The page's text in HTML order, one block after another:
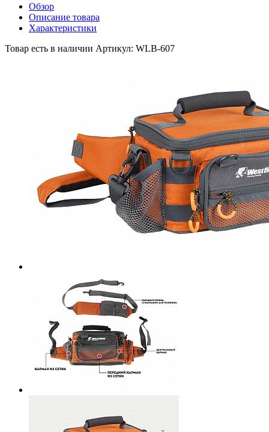
Обзор
Описание товара
Характеристики
Товар есть в наличии Артикул: WLB-607